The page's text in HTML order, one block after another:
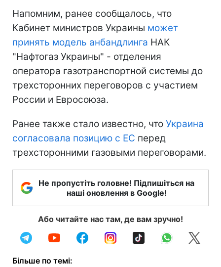
Напомним, ранее сообщалось, что
Кабинет министров Украины может
принять модель анбандлинга НАК
"Нафтогаз Украины" - отделения
оператора газотранспортной системы до
трехсторонних переговоров с участием
России и Евросоюза.
Ранее также стало известно, что Украина
согласовала позицию с ЕС перед
трехсторонними газовыми переговорами.
Не пропустіть головне! Підпишіться на
наші оновлення в Google!
Або читайте нас там, де вам зручно!
Більше по темі: